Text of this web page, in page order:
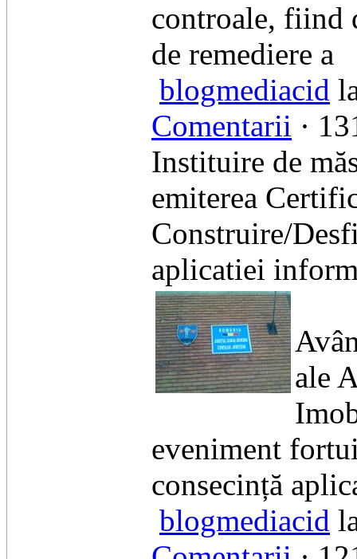
controale, fiind
de remediere a
blogmediacid
Comentarii ·
Instituire de
emiterea
Construire/
aplicatiei
ale
eveniment
consecință
blogmediacid